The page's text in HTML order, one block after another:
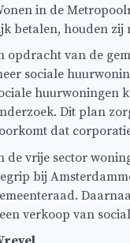
in de
betalen, houden zij
opdracht van de
sociale
huurwoningen
Dit plan
dat
de vrije sector
bij
verkoop van